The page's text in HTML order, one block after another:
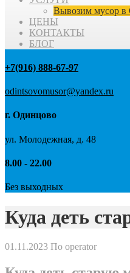
Вывозим мусор в
ЦЕНЫ
КОНТАКТЫ
БЛОГ
+7(916) 888-67-97
odintsovomusor@yandex.ru
г. Одинцово
ул. Молодежная, д. 48
8.00 - 22.00
Без выходных
Куда деть
01.11.2023 По operator